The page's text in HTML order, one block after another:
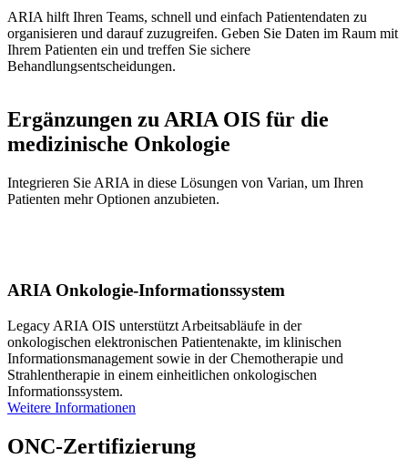
ARIA hilft Ihren Teams, schnell und einfach Patientendaten zu
organisieren und darauf zuzugreifen. Geben Sie Daten im Raum mit
Ihrem Patienten ein und treffen Sie sichere
Behandlungsentscheidungen.
Ergänzungen zu ARIA OIS für die
medizinische Onkologie
Integrieren Sie ARIA in diese Lösungen von Varian, um Ihren
Patienten mehr Optionen anzubieten.
ARIA Onkologie-Informationssystem
Legacy ARIA OIS unterstützt Arbeitsabläufe in der
onkologischen elektronischen Patientenakte, im klinischen
Informationsmanagement sowie in der Chemotherapie und
Strahlentherapie in einem einheitlichen onkologischen
Informationssystem.
Weitere Informationen
ONC-Zertifizierung